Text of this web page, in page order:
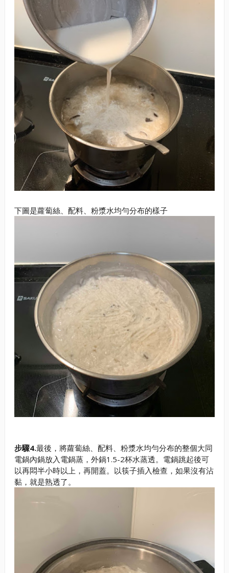
下圖是蘿蔔絲、配料、粉漿水均勻分布的樣子
步驟4.最後，將蘿蔔絲、配料、粉漿水均勻分布的整個大同
電鍋內鍋放入電鍋蒸，外鍋1.5-2杯水蒸透。電鍋跳起後可
以再悶半小時以上，再開蓋。以筷子插入檢查，如果沒有沾
黏，就是熟透了。